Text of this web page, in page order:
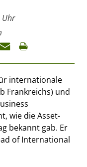
Uhr
internationale
Frankreichs) und
wie die Asset-
bekannt gab. Er
of International